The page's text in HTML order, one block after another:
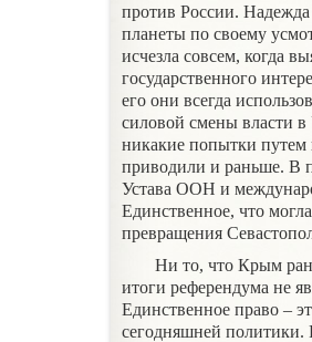
против России.
планеты по своему
исчезла совсем, когда
государственного
его они всегда
силовой смены власти в
никакие попытки путем
приводили и раньше. В
Устава ООН и
Единственное, что
превращения
Ни то, что Крым
итоги референдума не
Единственное право –
сегодняшней